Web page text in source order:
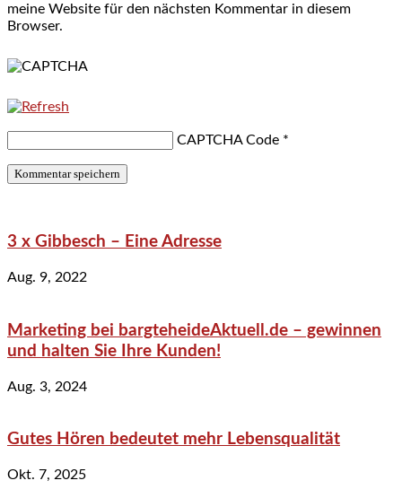
meine Website für den nächsten Kommentar in diesem
Browser.
CAPTCHA Code *
3 x Gibbesch – Eine Adresse
Aug. 9, 2022
Marketing bei bargteheideAktuell.de – gewinnen
und halten Sie Ihre Kunden!
Aug. 3, 2024
Gutes Hören bedeutet mehr Lebensqualität
Okt. 7, 2025